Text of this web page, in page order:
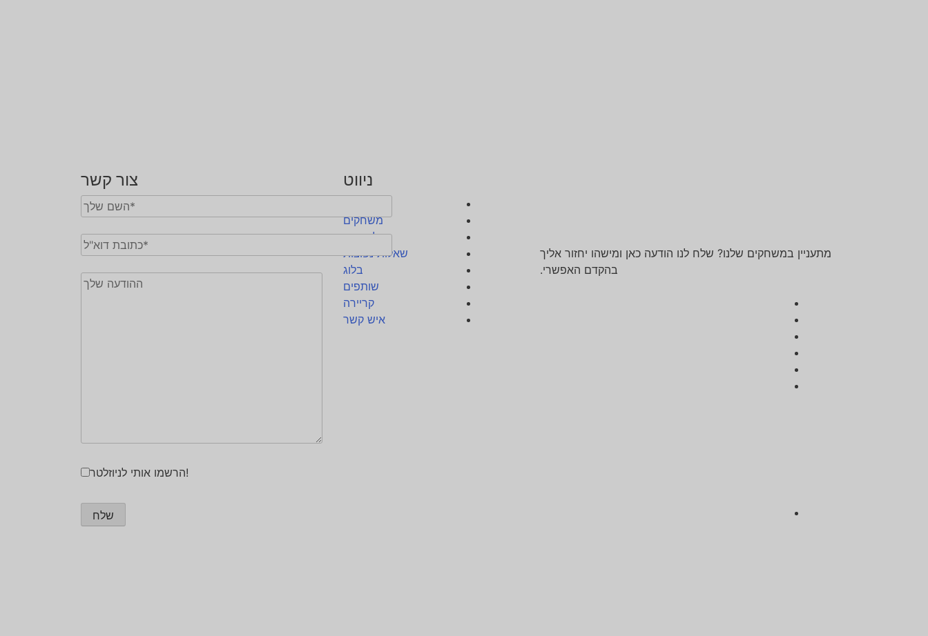
מתעניין במשחקים שלנו? שלח לנו הודעה כאן ומישהו יחזור אליך
בהקדם האפשרי.
ניווט
משחקים
על אודות
שאלות נפוצות
בלוג
שותפים
קריירה
איש קשר
צור קשר
הרשמו אותי לניוזלטר!
שלח